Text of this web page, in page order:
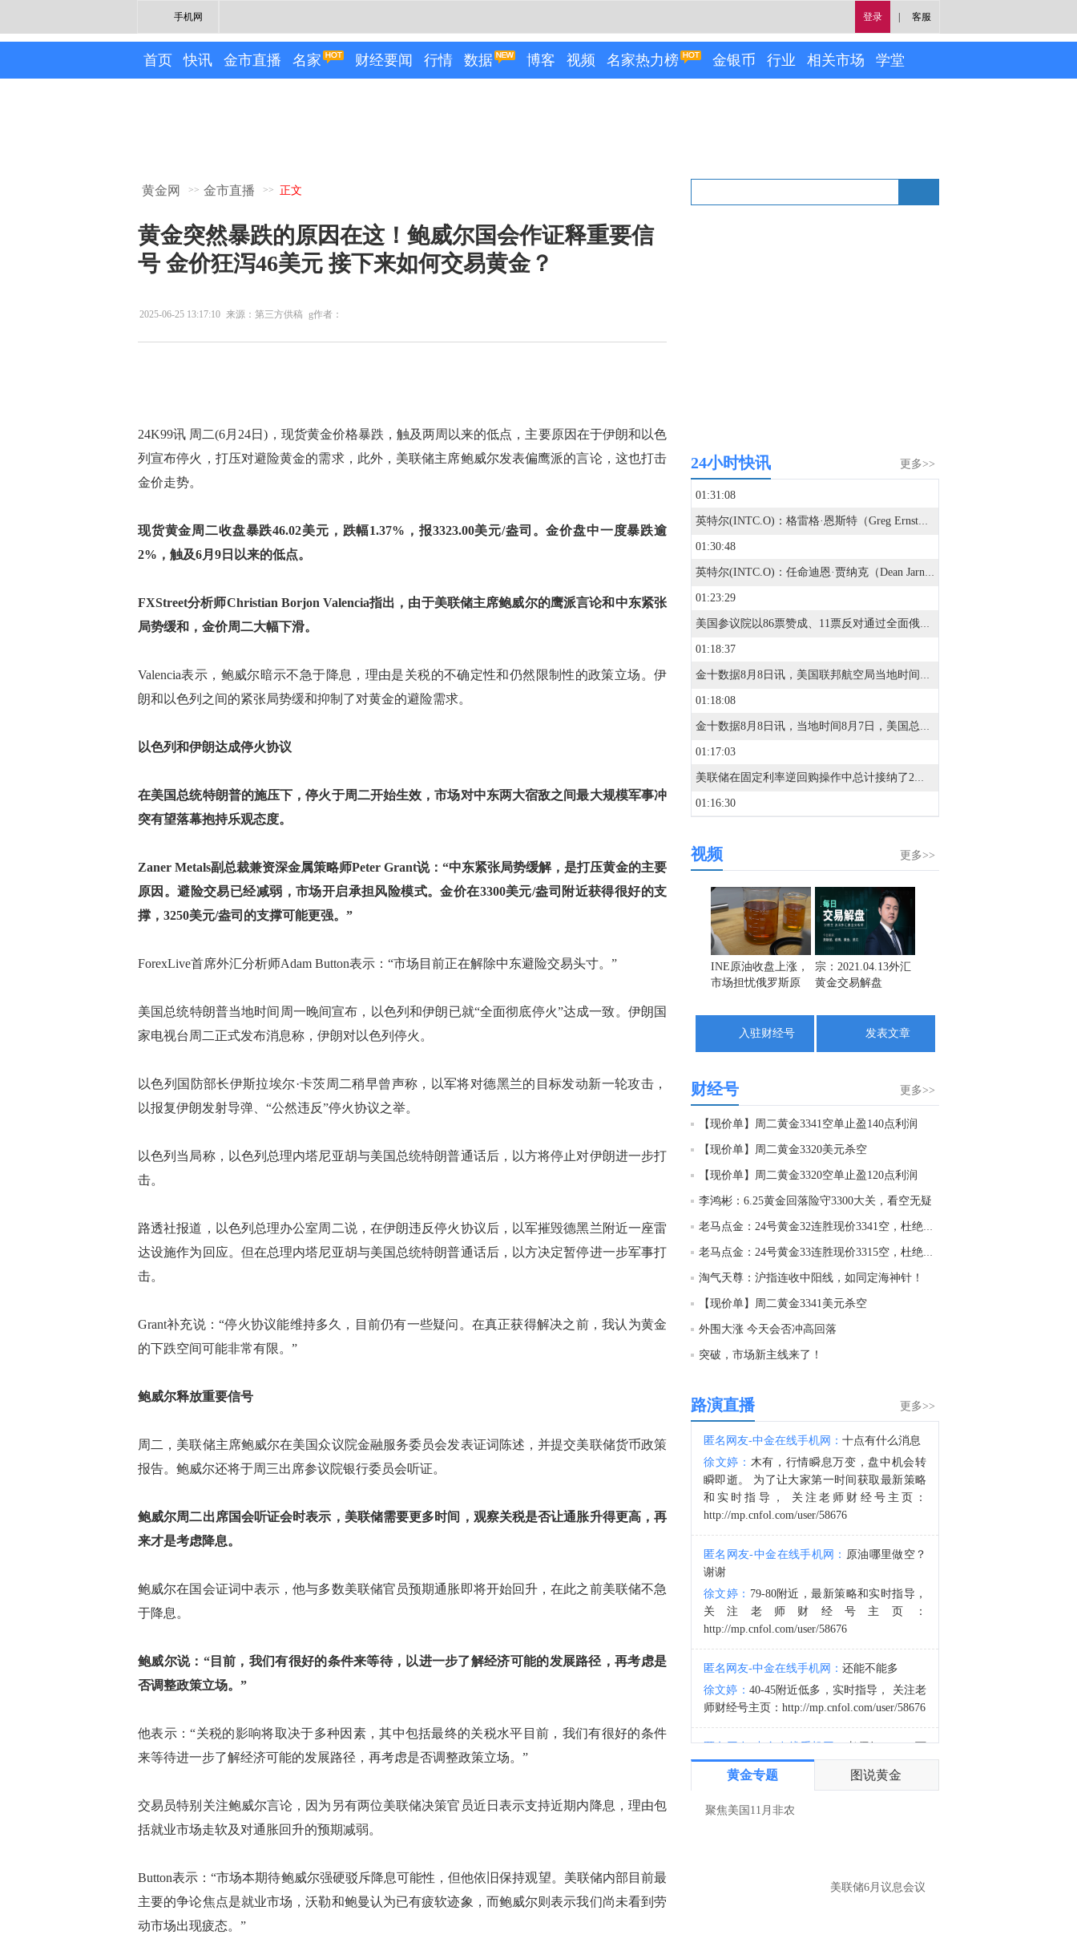
登录 客服
手机网
首页 快讯 金市直播 名家 财经要闻 行情 数据 博客 视频 名家热力榜 金银币 行业 相关市场 学堂
黄金网 >> 金市直播 >> 正文
黄金突然暴跌的原因在这！鲍威尔国会作证释重要信
号 金价狂泻46美元 接下来如何交易黄金？
2025-06-25 13:17:10 来源：第三方供稿 g作者：
24K99讯 周二(6月24日)，现货黄金价格暴跌，触及两周以来的低点，主要原因在于伊朗和以色
列宣布停火，打压对避险黄金的需求，此外，美联储主席鲍威尔发表偏鹰派的言论，这也打击
金价走势。
现货黄金周二收盘暴跌46.02美元，跌幅1.37%，报3323.00美元/盎司。金价盘中一度暴跌逾
2%，触及6月9日以来的低点。
FXStreet分析师Christian Borjon Valencia指出，由于美联储主席鲍威尔的鹰派言论和中东紧张
局势缓和，金价周二大幅下滑。
Valencia表示，鲍威尔暗示不急于降息，理由是关税的不确定性和仍然限制性的政策立场。伊
朗和以色列之间的紧张局势缓和抑制了对黄金的避险需求。
以色列和伊朗达成停火协议
在美国总统特朗普的施压下，停火于周二开始生效，市场对中东两大宿敌之间最大规模军事冲
突有望落幕抱持乐观态度。
Zaner Metals副总裁兼资深金属策略师Peter Grant说：“中东紧张局势缓解，是打压黄金的主要
原因。避险交易已经减弱，市场开启承担风险模式。金价在3300美元/盎司附近获得很好的支
撑，3250美元/盎司的支撑可能更强。”
ForexLive首席外汇分析师Adam Button表示：“市场目前正在解除中东避险交易头寸。”
美国总统特朗普当地时间周一晚间宣布，以色列和伊朗已就“全面彻底停火”达成一致。伊朗国
家电视台周二正式发布消息称，伊朗对以色列停火。
以色列国防部长伊斯拉埃尔·卡茨周二稍早曾声称，以军将对德黑兰的目标发动新一轮攻击，
以报复伊朗发射导弹、“公然违反”停火协议之举。
以色列当局称，以色列总理内塔尼亚胡与美国总统特朗普通话后，以方将停止对伊朗进一步打
击。
路透社报道，以色列总理办公室周二说，在伊朗违反停火协议后，以军摧毁德黑兰附近一座雷
达设施作为回应。但在总理内塔尼亚胡与美国总统特朗普通话后，以方决定暂停进一步军事打
击。
Grant补充说：“停火协议能维持多久，目前仍有一些疑问。在真正获得解决之前，我认为黄金
的下跌空间可能非常有限。”
鲍威尔释放重要信号
周二，美联储主席鲍威尔在美国众议院金融服务委员会发表证词陈述，并提交美联储货币政策
报告。鲍威尔还将于周三出席参议院银行委员会听证。
鲍威尔周二出席国会听证会时表示，美联储需要更多时间，观察关税是否让通胀升得更高，再
来才是考虑降息。
鲍威尔在国会证词中表示，他与多数美联储官员预期通胀即将开始回升，在此之前美联储不急
于降息。
鲍威尔说：“目前，我们有很好的条件来等待，以进一步了解经济可能的发展路径，再考虑是
否调整政策立场。”
他表示：“关税的影响将取决于多种因素，其中包括最终的关税水平目前，我们有很好的条件
来等待进一步了解经济可能的发展路径，再考虑是否调整政策立场。”
交易员特别关注鲍威尔言论，因为另有两位美联储决策官员近日表示支持近期内降息，理由包
括就业市场走软及对通胀回升的预期减弱。
Button表示：“市场本期待鲍威尔强硬驳斥降息可能性，但他依旧保持观望。美联储内部目前最
主要的争论焦点是就业市场，沃勒和鲍曼认为已有疲软迹象，而鲍威尔则表示我们尚未看到劳
动市场出现疲态。”
更多>>
24小时快讯
01:31:08
英特尔(INTC.O)：格雷格·恩斯特（Greg Ernst）将在任职27年后离开英特尔。
01:30:48
英特尔(INTC.O)：任命迪恩·贾纳克（Dean Jarnac）为执行副总裁兼首席销售官。
01:23:29
美国参议院以86票赞成、11票反对通过全面俄罗斯能源制裁法案，并提交众议院审议。
01:18:37
金十数据8月8日讯，美国联邦航空局当地时间8月6日发布适航指令，适用于三个型号的波音客机，估计影响471架在美国注册的飞机。美国联邦航空局表示，此前收到报告称，部分客机机身出现裂纹，相关问题可能对飞机结构完整性产生不利影响。指令要求对这些飞机进行检查。该指令将于9月10日生效。（央视新闻）
01:18:08
金十数据8月8日讯，当地时间8月7日，美国总统特朗普在社交平台“真实社交”发文称，将立即就联邦上诉法院阻止白宫宴会厅项目的裁决向美国最高法院提出上诉，并称该裁决“出于政治动机且违法”。特朗普援引联邦上诉法院法官内奥米·拉奥的反对意见称，原告美国国家历史保护信托基金会不具备阻止白宫施工的诉讼资格，地区法院无权介入该项目，且政府在国家安全方面的利益应得到优先考虑。特朗普称，该项目不仅包括宴会厅，还包括防空洞、医院及医疗设施、机密军事设施、防导弹钢结构、防无人机屋顶、军用通风系统以及防弹、防爆玻璃等，属于一个整体性的国家安全和军事设施项目。（央视新闻）
01:17:03
美联储在固定利率逆回购操作中总计接纳了2个对手方的14.5亿美元。
01:16:30
01:12:27
01:10:47
金十图示：贝克休斯油服钻井数据亮点一览
01:10:06
胡塞武装声明：武装部队坚定地以升级回应升级，并确认将对沙特为继续实施封锁而调集的任何兵力或力量发动猛烈打击。
00:55:26
市场消息：黎巴嫩和以色列就可派遣部队监督真主党解除武装的国家候选名单达成一致。
00:55:05
美国总统特朗普：两名奥巴马和拜登任命的联邦上诉法院法官刚刚投票反对这个迫切需要的军事中心。该中心对于华盛顿特区以及美国国家安全本身都是必需的。这显然是对裁量权的严重滥用。
更多>>
视频
INE原油收盘上涨，
市场担忧俄罗斯原
宗：2021.04.13外汇
黄金交易解盘
入驻财经号 发表文章
更多>>
财经号
【现价单】周二黄金3341空单止盈140点利润
【现价单】周二黄金3320美元杀空
【现价单】周二黄金3320空单止盈120点利润
李鸿彬：6.25黄金回落险守3300大关，看空无疑
老马点金：24号黄金32连胜现价3341空，杜绝一切马后炮！
老马点金：24号黄金33连胜现价3315空，杜绝一切马后炮！
淘气天尊：沪指连收中阳线，如同定海神针！
【现价单】周二黄金3341美元杀空
外围大涨 今天会否冲高回落
突破，市场新主线来了！
更多>>
路演直播
匿名网友-中金在线手机网： 十点有什么消息
徐文婷： 木有，行情瞬息万变，盘中机会转
瞬即逝。 为了让大家第一时间获取最新策略
和实时指导， 关注老师财经号主页：
http://mp.cnfol.com/user/58676
匿名网友-中金在线手机网： 原油哪里做空？
谢谢
徐文婷： 79-80附近，最新策略和实时指导，
关注老师财经号主页：
http://mp.cnfol.com/user/58676
匿名网友-中金在线手机网： 还能不能多
徐文婷： 40-45附近低多，实时指导， 关注老
师财经号主页：http://mp.cnfol.com/user/58676
匿名网友-中金在线手机网：老师好，4345可
以多吗？
让大家第一时间获取最新策略和实时指
匿名网友-中金在线手机网：
黄金多，看到什
黄金专题 图说黄金
聚焦美国11月非农
美联储6月议息会议